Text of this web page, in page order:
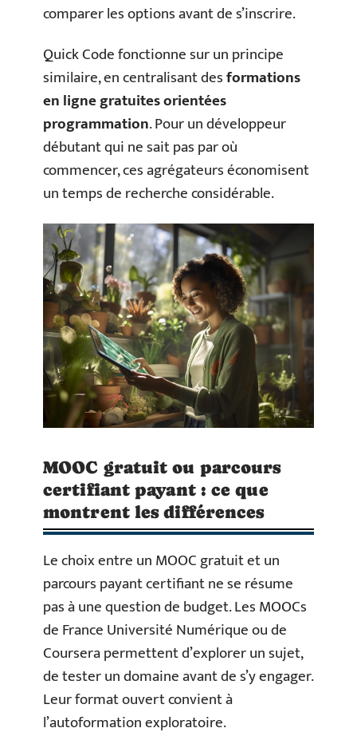
comparer les options avant de s’inscrire.
Quick Code fonctionne sur un principe
similaire, en centralisant desformations
en ligne gratuites orientées
programmation. Pour un développeur
débutant qui ne sait pas par où
commencer, ces agrégateurs économisent
un temps de recherche considérable.
MOOC gratuit ou parcours
certifiant payant : ce que
montrent les différences
Le choix entre un MOOC gratuit et un
parcours payant certifiant ne se résume
pas à une question de budget. Les MOOCs
de France Université Numérique ou de
Coursera permettent d’explorer un sujet,
de tester un domaine avant de s’y engager.
Leur format ouvert convient à
l’autoformation exploratoire.